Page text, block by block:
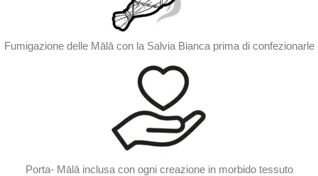
Fumigazione delle Mālā con la Salvia Bianca prima di confezionarle
Porta- Mālā inclusa con ogni creazione in morbido tessuto